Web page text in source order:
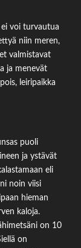
voi turvautua
niin meren,
valmistavat
ja menevät
leiripaikka
puoli
ja ystävät
eli
noin viisi
hieman
kaloja.
on 10
on